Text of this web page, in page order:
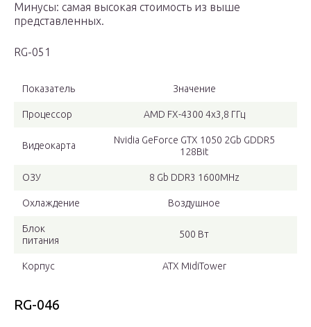
Минусы: самая высокая стоимость из выше
представленных.
RG-051
Показатель Значение
Процессор AMD FX-4300 4х3,8 ГГц
Видеокарта
Nvidia GeForce GTX 1050 2Gb GDDR5
128Bit
ОЗУ 8 Gb DDR3 1600MHz
Охлаждение Воздушное
Блок
питания
500 Вт
Корпус ATX MidiTower
RG-046